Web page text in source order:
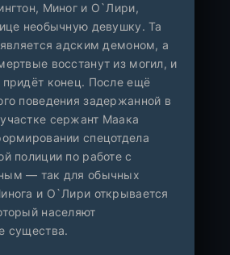
Миног и О`Лири,
необычную девушку. Та
является адским демоном, а
восстанут из могил, и
придёт конец. После ещё
поведения задержанной в
сержант Маака
спецотдела
полиции по работе с
— так для обычных
и О`Лири открывается
населяют
существа.